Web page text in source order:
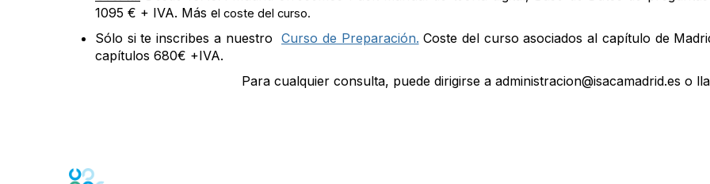
1095 € + IVA. Más el coste del curso.
Sólo si te inscribes a nuestro Curso de Preparación. Coste del curso asociados al capítulo de
capítulos 680€ +IVA.
Para cualquier consulta, puede dirigirse a administracion@isacamadrid.es o